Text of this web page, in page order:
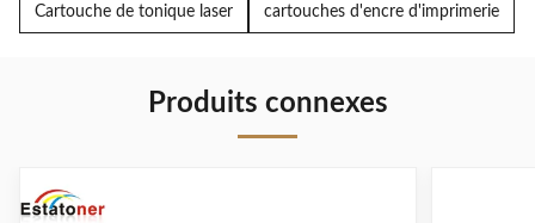
Cartouche de tonique laser cartouches d'encre d'imprimerie
Produits connexes